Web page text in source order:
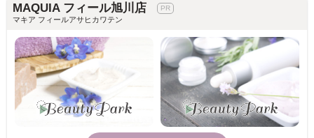
MAQUIA フィール旭川店
マキア フィールアサヒカワテン